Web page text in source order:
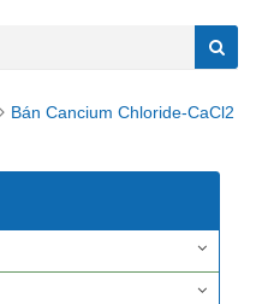
Bán Cancium Chloride-CaCl2